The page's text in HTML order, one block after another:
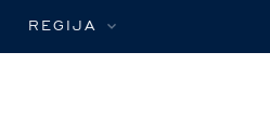
REGIJA